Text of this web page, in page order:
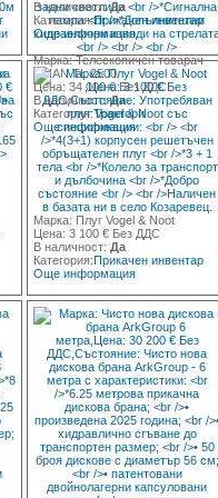
Марка: Телескопичен товарач
ТAIAN TL 2500
Цена: 34 000 € Без ДДС
В наличност:Да
Категория:Трактори
Още информация
В наличност:Да
Категория:Прикачен инвентар
Още информация
Марка: Плуг Vogel & Noot
Цена: 3 100 € Без ДДС
В наличност:Да
Категория:Прикачен инвентар
Още информация